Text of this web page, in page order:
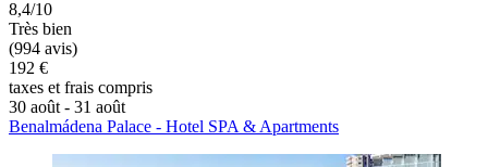
8,4/10
Très bien
(994 avis)
192 €
taxes et frais compris
30 août - 31 août
Benalmádena Palace - Hotel SPA & Apartments